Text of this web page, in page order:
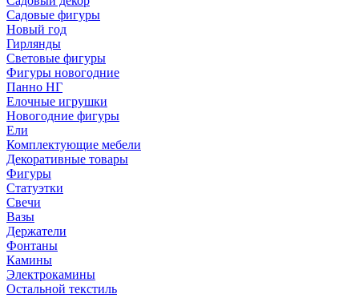
Садовые фигуры
Новый год
Гирлянды
Световые фигуры
Фигуры новогодние
Панно НГ
Елочные игрушки
Новогодние фигуры
Ели
Комплектующие мебели
Декоративные товары
Фигуры
Статуэтки
Свечи
Вазы
Держатели
Фонтаны
Камины
Электрокамины
Остальной текстиль